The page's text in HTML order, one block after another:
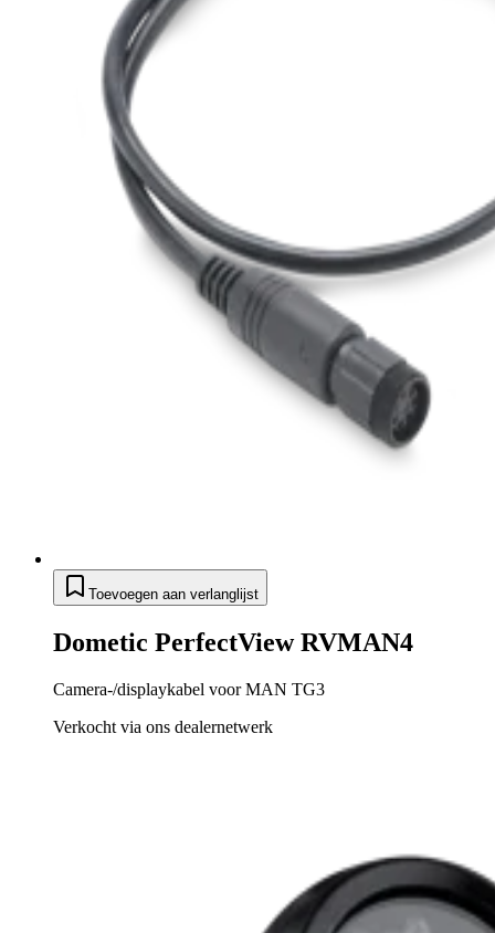
Toevoegen aan verlanglijst
Dometic PerfectView RVMAN4
Camera-/displaykabel voor MAN TG3
Verkocht via ons dealernetwerk